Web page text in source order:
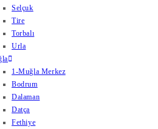
Selçuk
Tire
Torbalı
Urla
1-Muğla Merkez
Bodrum
Dalaman
Datça
Fethiye